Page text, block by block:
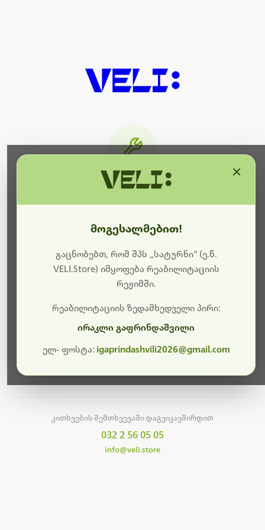
ბოდიშს გიხდით შეფერხებისთვის. ამჟამად
მიმდინარეობს საიტის განახლება და ტექნიკური
სამუშაოები.
მალე ისევ ხელმისაწვდომი იქნება. გმადლობთ
კითხვების შემთხვევაში დაგვიკავშირდით
032 2 56 05 05
info@veli.store
მოგესალმებით!
გაცნობებთ, რომ შპს „სატურნი“ (ე.წ.
VELI.Store) იმყოფება რეაბილიტაციის
რეჟიმში.
რეაბილიტაციის ზედამხედველი პირი:
ირაკლი გაფრინდაშვილი
ელ- ფოსტა: igaprindashvili2026@gmail.com
×